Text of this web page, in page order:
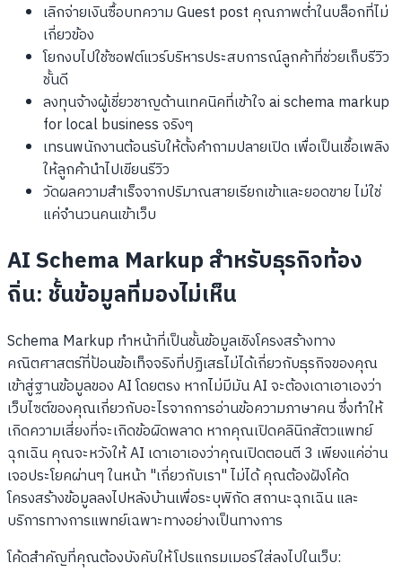
เลิกจ่ายเงินซื้อบทความ Guest post คุณภาพต่ำในบล็อกที่ไม่
เกี่ยวข้อง
โยกงบไปใช้ซอฟต์แวร์บริหารประสบการณ์ลูกค้าที่ช่วยเก็บรีวิว
ชั้นดี
ลงทุนจ้างผู้เชี่ยวชาญด้านเทคนิคที่เข้าใจ ai schema markup
for local business จริงๆ
เทรนพนักงานต้อนรับให้ตั้งคำถามปลายเปิด เพื่อเป็นเชื้อเพลิง
ให้ลูกค้านำไปเขียนรีวิว
วัดผลความสำเร็จจากปริมาณสายเรียกเข้าและยอดขาย ไม่ใช่
แค่จำนวนคนเข้าเว็บ
AI Schema Markup สำหรับธุรกิจท้อง
ถิ่น: ชั้นข้อมูลที่มองไม่เห็น
Schema Markup ทำหน้าที่เป็นชั้นข้อมูลเชิงโครงสร้างทาง
คณิตศาสตร์ที่ป้อนข้อเท็จจริงที่ปฏิเสธไม่ได้เกี่ยวกับธุรกิจของคุณ
เข้าสู่ฐานข้อมูลของ AI โดยตรง หากไม่มีมัน AI จะต้องเดาเอาเองว่า
เว็บไซต์ของคุณเกี่ยวกับอะไรจากการอ่านข้อความภาษาคน ซึ่งทำให้
เกิดความเสี่ยงที่จะเกิดข้อผิดพลาด หากคุณเปิดคลินิกสัตวแพทย์
ฉุกเฉิน คุณจะหวังให้ AI เดาเอาเองว่าคุณเปิดตอนตี 3 เพียงแค่อ่าน
เจอประโยคผ่านๆ ในหน้า "เกี่ยวกับเรา" ไม่ได้ คุณต้องฝังโค้ด
โครงสร้างข้อมูลลงไปหลังบ้านเพื่อระบุพิกัด สถานะฉุกเฉิน และ
บริการทางการแพทย์เฉพาะทางอย่างเป็นทางการ
โค้ดสำคัญที่คุณต้องบังคับให้โปรแกรมเมอร์ใส่ลงไปในเว็บ: